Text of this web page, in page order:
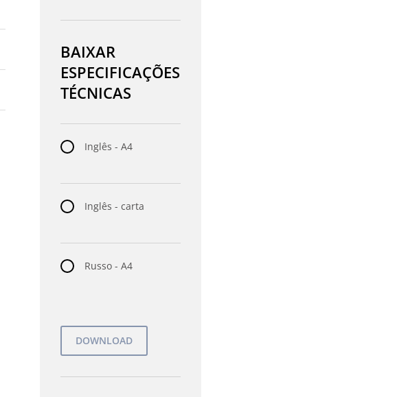
BAIXAR
ESPECIFICAÇÕES
TÉCNICAS
Inglês - A4
Inglês - carta
Russo - A4